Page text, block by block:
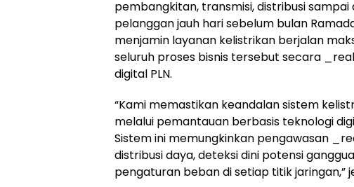
pembangkitan, transmisi, distribusi
pelanggan jauh hari sebelum bulan
menjamin layanan kelistrikan berjalan
seluruh proses bisnis tersebut secara
digital PLN.
“Kami memastikan keandalan sistem
melalui pemantauan berbasis teknologi
Sistem ini memungkinkan pengawasan
distribusi daya, deteksi dini potensi
pengaturan beban di setiap titik jaringan,”